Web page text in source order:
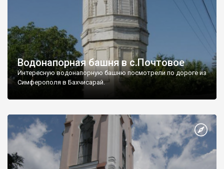
Водонапорная башня в с.Почтовое
Интересную водонапорную башню посмотрели по дороге из
Симферополя в Бахчисарай.